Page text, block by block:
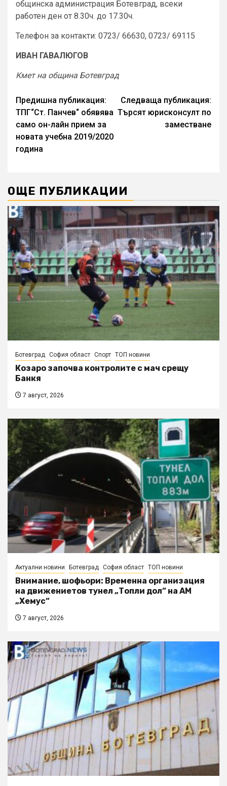
общинска администрация Ботевград, всеки
работен ден от 8.30ч. до 17.30ч.
Телефон за контакти: 0723/ 66630, 0723/ 69115
ИВАН ГАВАЛЮГОВ
Кмет на община Ботевград
Continue
Reading
Предишна публикация:
ТПГ“Ст. Панчев“ обявява
само он-лайн прием за
новата учебна 2019/2020
година
Следваща публикация:
Търсят юрисконсулт по
заместване
ОЩЕ ПУБЛИКАЦИИ
Ботевград София област Спорт ТОП новини
Козаро започва контролите с мач срещу
Банкя
7 август, 2026
Актуални новини Ботевград София област ТОП новини
Внимание, шофьори: Временна организация
на движениетов тунел „Топли дол“ на АМ
„Хемус“
7 август, 2026